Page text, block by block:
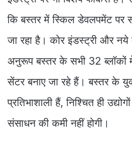
कि बस्तर में स्किल डेवलपमेंट पर
जा रहा है। कोर इंडस्ट्री और नये
अनुरूप बस्तर के सभी 32 ब्लॉकों
सेंटर बनाए जा रहे हैं। बस्तर के
प्रतिभाशाली हैं, निश्चित ही
संसाधन की कमी नहीं होगी।